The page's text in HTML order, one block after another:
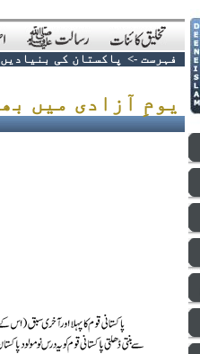
فہرست -> پاکستان کی بنیادیں